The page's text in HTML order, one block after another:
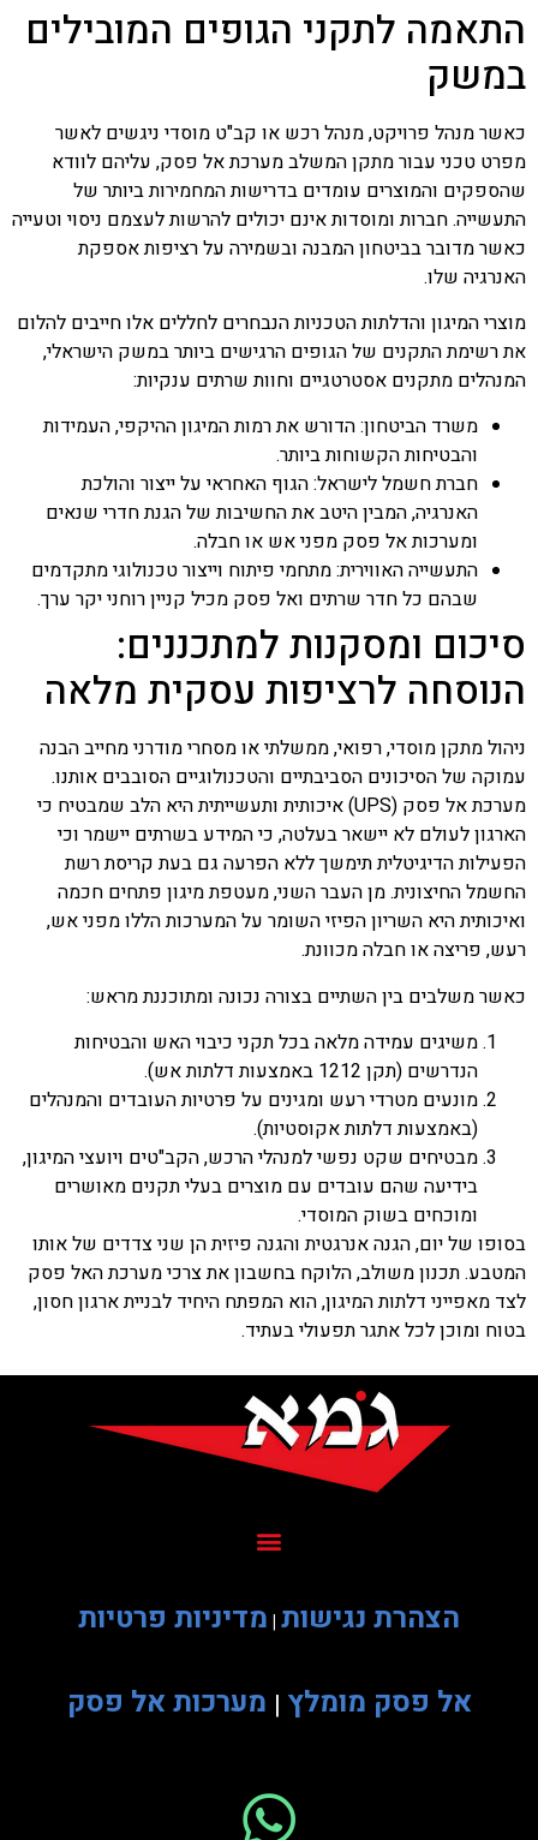
התאמה לתקני הגופים המובילים
במשק
כאשר מנהל פרויקט, מנהל רכש או קב"ט מוסדי ניגשים לאשר
מפרט טכני עבור מתקן המשלב מערכת אל פסק, עליהם לוודא
שהספקים והמוצרים עומדים בדרישות המחמירות ביותר של
התעשייה. חברות ומוסדות אינם יכולים להרשות לעצמם ניסוי וטעייה
כאשר מדובר בביטחון המבנה ובשמירה על רציפות אספקת
האנרגיה שלו.
מוצרי המיגון והדלתות הטכניות הנבחרים לחללים אלו חייבים להלום
את רשימת התקנים של הגופים הרגישים ביותר במשק הישראלי,
המנהלים מתקנים אסטרטגיים וחוות שרתים ענקיות:
משרד הביטחון: הדורש את רמות המיגון ההיקפי, העמידות
והבטיחות הקשוחות ביותר.
חברת חשמל לישראל: הגוף האחראי על ייצור והולכת
האנרגיה, המבין היטב את החשיבות של הגנת חדרי שנאים
ומערכות אל פסק מפני אש או חבלה.
התעשייה האווירית: מתחמי פיתוח וייצור טכנולוגי מתקדמים
שבהם כל חדר שרתים ואל פסק מכיל קניין רוחני יקר ערך.
סיכום ומסקנות למתכננים:
הנוסחה לרציפות עסקית מלאה
ניהול מתקן מוסדי, רפואי, ממשלתי או מסחרי מודרני מחייב הבנה
עמוקה של הסיכונים הסביבתיים והטכנולוגיים הסובבים אותנו.
מערכת אל פסק (UPS) איכותית ותעשייתית היא הלב שמבטיח כי
הארגון לעולם לא יישאר בעלטה, כי המידע בשרתים יישמר וכי
הפעילות הדיגיטלית תימשך ללא הפרעה גם בעת קריסת רשת
החשמל החיצונית. מן העבר השני, מעטפת מיגון פתחים חכמה
ואיכותית היא השריון הפיזי השומר על המערכות הללו מפני אש,
רעש, פריצה או חבלה מכוונת.
כאשר משלבים בין השתיים בצורה נכונה ומתוכננת מראש:
משיגים עמידה מלאה בכל תקני כיבוי האש והבטיחות
הנדרשים (תקן 1212 באמצעות דלתות אש).
מונעים מטרדי רעש ומגינים על פרטיות העובדים והמנהלים
(באמצעות דלתות אקוסטיות).
מבטיחים שקט נפשי למנהלי הרכש, הקב"טים ויועצי המיגון,
בידיעה שהם עובדים עם מוצרים בעלי תקנים מאושרים
ומוכחים בשוק המוסדי.
בסופו של יום, הגנה אנרגטית והגנה פיזית הן שני צדדים של אותו
המטבע. תכנון משולב, הלוקח בחשבון את צרכי מערכת האל פסק
לצד מאפייני דלתות המיגון, הוא המפתח היחיד לבניית ארגון חסון,
בטוח ומוכן לכל אתגר תפעולי בעתיד.
הצהרת נגישות מדיניות פרטיות
אל פסק מומלץ | מערכות אל פסק